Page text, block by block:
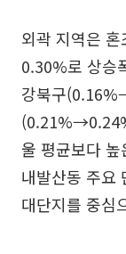
외곽 지역은
0.30%로 상승
강북구
울 평균보다
내발산동 주요
대단지를 중심